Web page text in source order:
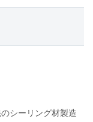
シーリング材製造